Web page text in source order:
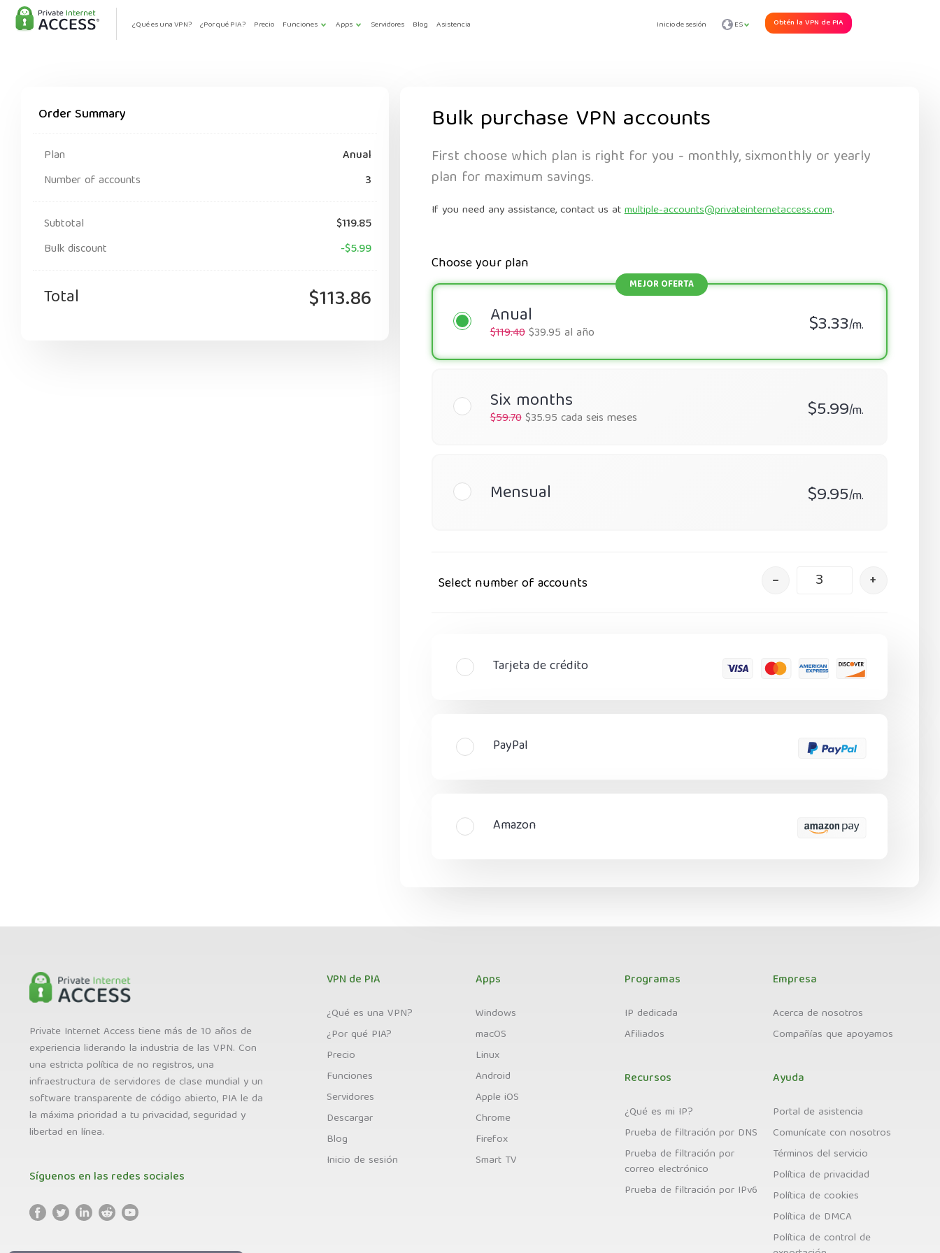
¿Qué es una VPN? ¿Por qué PIA? Precio Funciones Apps Servidores Blog Asistencia Inicio de sesión ES Obtén la VPN de PIA
Order Summary
Plan
Anual
Number of accounts
3
Subtotal
$119.85
Bulk discount
-$5.99
Total $113.86
Bulk purchase VPN accounts
First choose which plan is right for you - monthly, sixmonthly or yearly
plan for maximum savings.
If you need any assistance, contact us atmultiple-accounts@privateinternetaccess.com.
Choose your plan
Anual $3.33/m.
$119.40$39.95 al año
Six months $5.99/m.
$59.70$35.95 cada seis meses
Mensual $9.95/m.
Select number of accounts – +
Tarjeta de crédito
PayPal
Amazon
Private Internet Access tiene más de 10 años de
experiencia liderando la industria de las VPN. Con
una estricta política de no registros, una
infraestructura de servidores de clase mundial y un
software transparente de código abierto, PIA le da
la máxima prioridad a tu privacidad, seguridad y
libertad en línea.
Síguenos en las redes sociales
VPN de PIA
¿Qué es una VPN?
¿Por qué PIA?
Precio
Funciones
Servidores
Descargar
Blog
Inicio de sesión
Apps
Windows
macOS
Linux
Android
Apple iOS
Chrome
Firefox
Smart TV
Programas
IP dedicada
Afiliados
Recursos
¿Qué es mi IP?
Prueba de filtración por DNS
Prueba de filtración por
correo electrónico
Prueba de filtración por IPv6
Empresa
Acerca de nosotros
Compañías que apoyamos
Ayuda
Portal de asistencia
Comunícate con nosotros
Términos del servicio
Política de privacidad
Política de cookies
Política de DMCA
Política de control de